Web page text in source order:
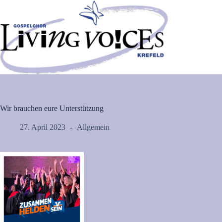
Wir brauchen eure Unterstützung
27. April 2023 Allgemein